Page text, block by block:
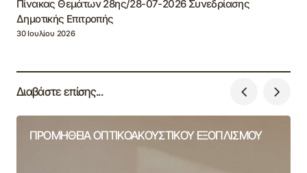
Πίνακας Θεμάτων 28ης/28-07-2026 Συνεδρίασης
Δημοτικής Επιτροπής
30 Ιουλίου 2026
Διαβάστε επίσης...
ΠΡΟΜΗΘΕΙΑ ΟΠΤΙΚΟΑΚΟΥΣΤΙΚΟΥ ΕΞΟΠΛΙΣΜΟΥ